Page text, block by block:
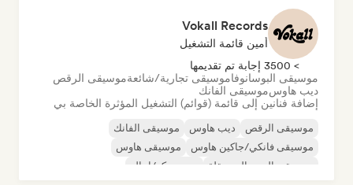
Vokall Records
أمين قائمة التشغيل
> 3500 إجابة تم تقديمها
موسيقى البوسانوفاموسيقى تجارية/شائعةموسيقى الرقص
ديب هاوسموسيقى الفانك
إضافة فنانين إلى قائمة (قوائم) التشغيل المؤثرة الخاصة بي
موسيقى الرقص ديب هاوس
موسيقى الفانك
موسيقى فانكي/جاكين هاوس
موسيقى هاوس
موسيقى البوب المستقلة
نيو ديسكو/إيتالو